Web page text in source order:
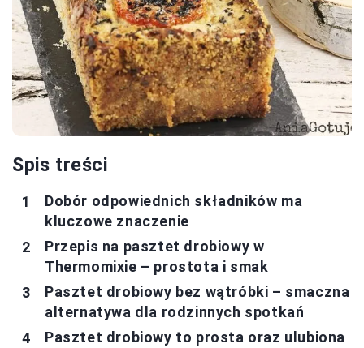
Spis treści
Dobór odpowiednich składników ma
kluczowe znaczenie
Przepis na pasztet drobiowy w
Thermomixie – prostota i smak
Pasztet drobiowy bez wątróbki – smaczna
alternatywa dla rodzinnych spotkań
Pasztet drobiowy to prosta oraz ulubiona